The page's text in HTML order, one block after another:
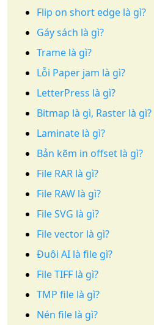
Flip on short edge là gì?
Gáy sách là gì?
Trame là gì?
Lỗi Paper jam là gì?
LetterPress là gì?
Bitmap là gì, Raster là gì?
Laminate là gì?
Bản kẽm in offset là gì?
File RAR là gì?
File RAW là gì?
File SVG là gì?
File vector là gì?
Đuôi AI là file gì?
File TIFF là gì?
TMP file là gì?
Nén file là gì?